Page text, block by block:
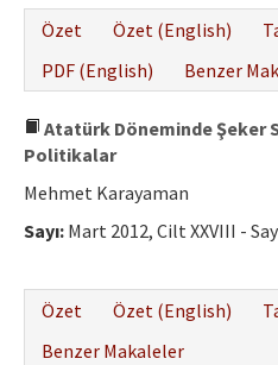
Özet
Özet (English)
PDF (English)
Benzer
Atatürk Döneminde Şeker
Politikalar
Mehmet Karayaman
Sayı: Mart 2012, Cilt XXVIII -
Özet
Özet (English)
Benzer Makaleler